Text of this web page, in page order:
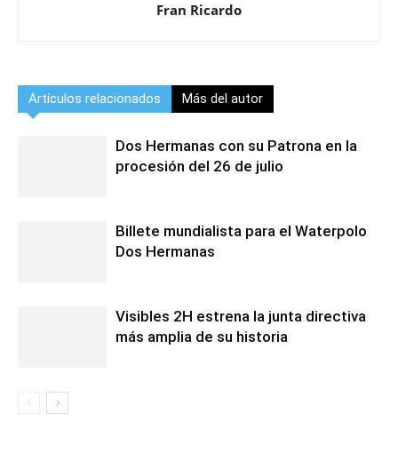
Fran Ricardo
Artículos relacionados Más del autor
Dos Hermanas con su Patrona en la
procesión del 26 de julio
Billete mundialista para el Waterpolo
Dos Hermanas
Visibles 2H estrena la junta directiva
más amplia de su historia